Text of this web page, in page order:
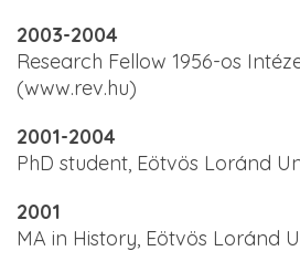
2003-2004
Research Fellow 1956-os
(www.rev.hu)
2001-2004
PhD student, Eötvös Loránd
2001
MA in History, Eötvös Loránd